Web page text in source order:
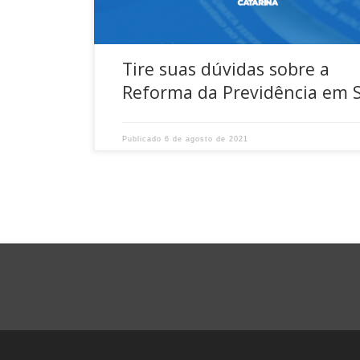
Tire suas dúvidas sobre a
Reforma da Previdência em
Publicado6 de agosto de 2021